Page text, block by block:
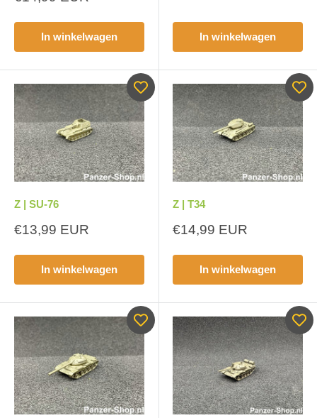
In winkelwagen In winkelwagen
Z | SU-76
Aanbiedingsprijs
€13,99 EUR
In winkelwagen
Z | T34
Aanbiedingsprijs
€14,99 EUR
In winkelwagen